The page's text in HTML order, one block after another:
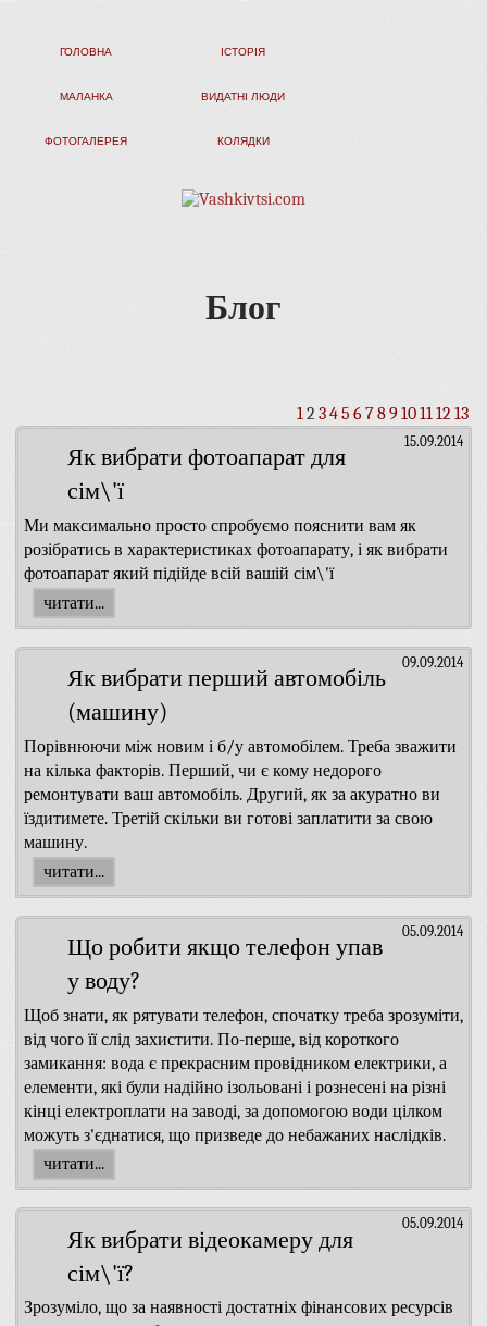
ГОЛОВНА ІСТОРІЯ
МАЛАНКА ВИДАТНІ ЛЮДИ
ФОТОГАЛЕРЕЯ КОЛЯДКИ
Блог
12 345 6 7 89 101112 13
15.09.2014
Як вибрати фотоапарат для
сім\'ї
Ми максимально просто спробуємо пояснити вам як
розібратись в характеристиках фотоапарату, і як вибрати
фотоапарат який підійде всій вашій сім\'ї
читати...
09.09.2014
Як вибрати перший автомобіль
(машину)
Порівнюючи між новим і б/у автомобілем. Треба зважити
на кілька факторів. Перший, чи є кому недорого
ремонтувати ваш автомобіль. Другий, як за акуратно ви
їздитимете. Третій скільки ви готові заплатити за свою
машину.
читати...
05.09.2014
Що робити якщо телефон упав
у воду?
Щоб знати, як рятувати телефон, спочатку треба зрозуміти,
від чого її слід захистити. По-перше, від короткого
замикання: вода є прекрасним провідником електрики, а
елементи, які були надійно ізольовані і рознесені на різні
кінці електроплати на заводі, за допомогою води цілком
можуть з'єднатися, що призведе до небажаних наслідків.
читати...
05.09.2014
Як вибрати відеокамеру для
сім\'ї?
Зрозуміло, що за наявності достатніх фінансових ресурсів